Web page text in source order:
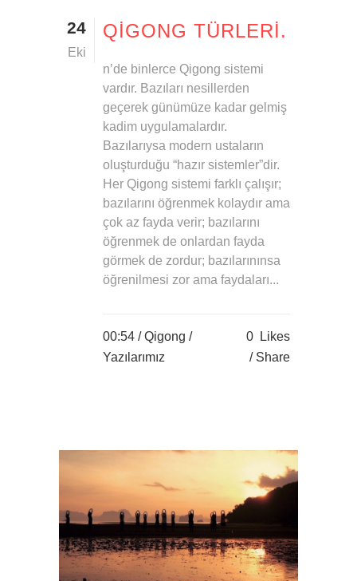
24
Eki
QIGONG TÜRLERI.
n’de binlerce Qigong sistemi
vardır. Bazıları nesillerden
geçerek günümüze kadar gelmiş
kadim uygulamalardır.
Bazılarıysa modern ustaların
oluşturduğu “hazır sistemler”dir.
Her Qigong sistemi farklı çalışır;
bazılarını öğrenmek kolaydır ama
çok az fayda verir; bazılarını
öğrenmek de onlardan fayda
görmek de zordur; bazılarınınsa
öğrenilmesi zor ama faydaları...
00:54 /Qigong /
Yazılarımız
0
Likes
Share